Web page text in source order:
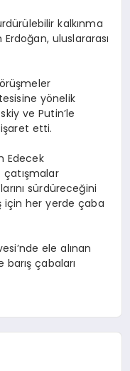
kalkınma
Erdoğan, uluslararası
yönelik
ve Putin’le
etti.
Edecek
çatışmalar
sürdüreceğini
için her yerde çaba
ele alınan
çabaları